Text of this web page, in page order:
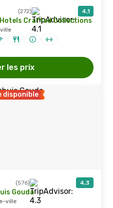
(272) 4,1
Crafted Collections
les prix
disponible
(576) 4,3
Gouda
ville